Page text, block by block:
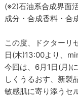
(※2)石油系合成界面
成分・合成香料・合
この度、ドクターリ
日(木)13:00より、
今回は、6月1日(月)
しくうるおす、新製
敏感肌に寄り添うセ